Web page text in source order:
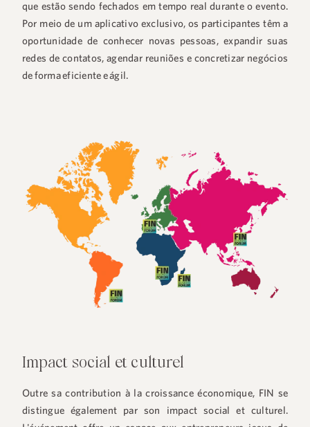
que estão sendo fechados em tempo real durante o evento.
Por meio de um aplicativo exclusivo, os participantes têm a
oportunidade de conhecer novas pessoas, expandir suas
redes de contatos, agendar reuniões e concretizar negócios
de forma eficiente e ágil.
Impact social et culturel
Outre sa contribution à la croissance économique, FIN se
distingue également par son impact social et culturel.